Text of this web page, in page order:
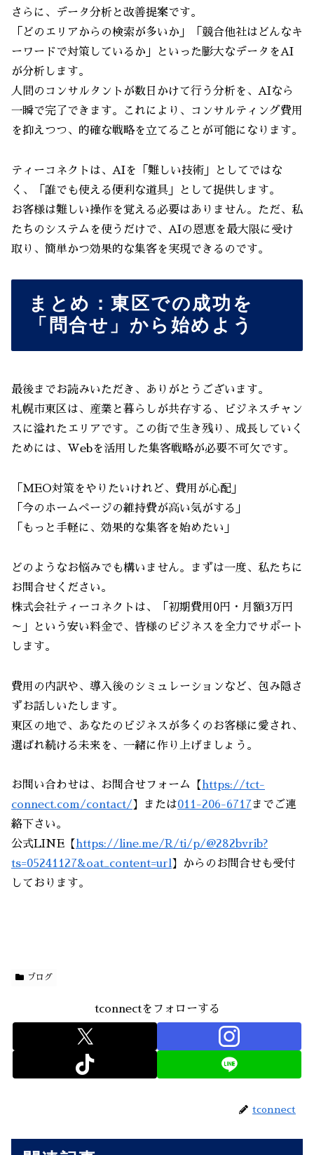
さらに、データ分析と改善提案です。
「どのエリアからの検索が多いか」「競合他社はどんなキ
ーワードで対策しているか」といった膨大なデータをAI
が分析します。
人間のコンサルタントが数日かけて行う分析を、AIなら
一瞬で完了できます。これにより、コンサルティング費用
を抑えつつ、的確な戦略を立てることが可能になります。
ティーコネクトは、AIを「難しい技術」としてではな
く、「誰でも使える便利な道具」として提供します。
お客様は難しい操作を覚える必要はありません。ただ、私
たちのシステムを使うだけで、AIの恩恵を最大限に受け
取り、簡単かつ効果的な集客を実現できるのです。
まとめ：東区での成功を
「問合せ」から始めよう
最後までお読みいただき、ありがとうございます。
札幌市東区は、産業と暮らしが共存する、ビジネスチャン
スに溢れたエリアです。この街で生き残り、成長していく
ためには、Webを活用した集客戦略が必要不可欠です。
「MEO対策をやりたいけれど、費用が心配」
「今のホームページの維持費が高い気がする」
「もっと手軽に、効果的な集客を始めたい」
どのようなお悩みでも構いません。まずは一度、私たちに
お問合せください。
株式会社ティーコネクトは、「初期費用0円・月額3万円
～」という安い料金で、皆様のビジネスを全力でサポート
します。
費用の内訳や、導入後のシミュレーションなど、包み隠さ
ずお話しいたします。
東区の地で、あなたのビジネスが多くのお客様に愛され、
選ばれ続ける未来を、一緒に作り上げましょう。
お問い合わせは、お問合せフォーム【 https://tct-
connect.com/contact/ 】または011-206-6717までご連
絡下さい。
公式LINE【 https://line.me/R/ti/p/@282bvrib?
ts=05241127&oat_content=url】からのお問合せも受付
しております。
ブログ
tconnectをフォローする
tconnect